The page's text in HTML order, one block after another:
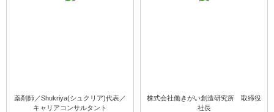
薬剤師／Shukriya(シュクリア)代表／
キャリアコンサルタント
株式会社働きがい創造研究所 取締役
社長